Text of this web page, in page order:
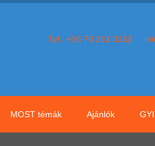
Tel.: +36 70 251 0152
MOST témák Ajánlók